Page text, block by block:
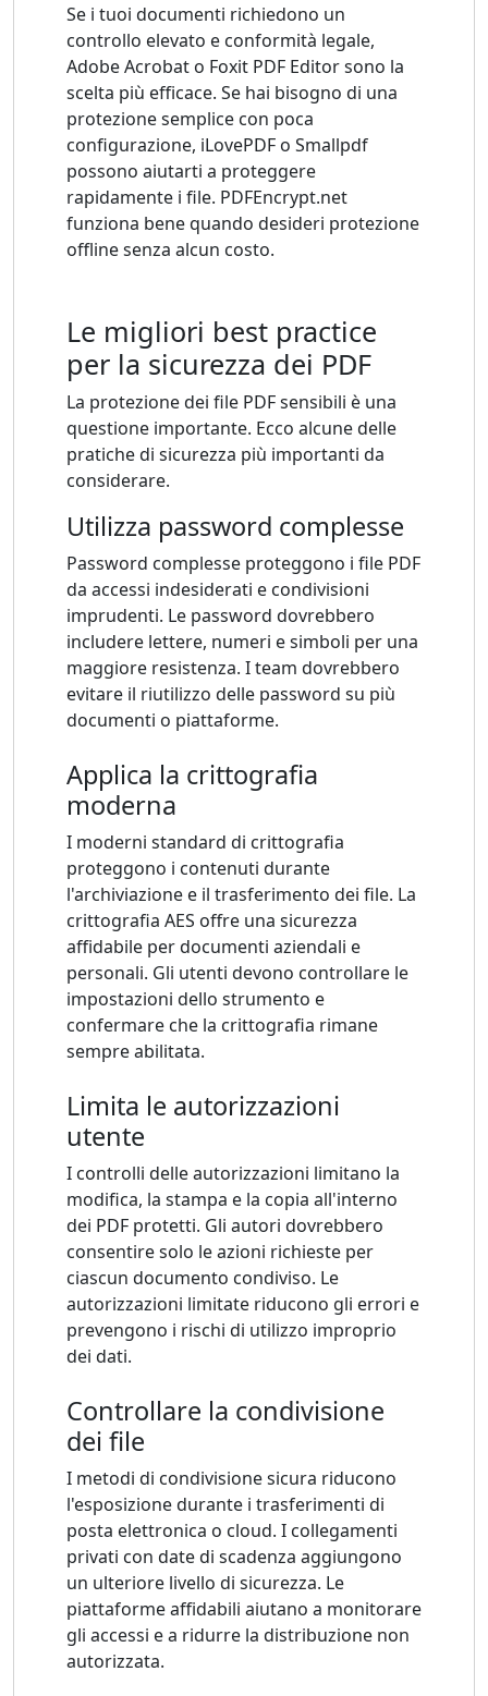
Se i tuoi documenti richiedono un
controllo elevato e conformità legale,
Adobe Acrobat o Foxit PDF Editor sono la
scelta più efficace. Se hai bisogno di una
protezione semplice con poca
configurazione, iLovePDF o Smallpdf
possono aiutarti a proteggere
rapidamente i file. PDFEncrypt.net
funziona bene quando desideri protezione
offline senza alcun costo.
Le migliori best practice
per la sicurezza dei PDF
La protezione dei file PDF sensibili è una
questione importante. Ecco alcune delle
pratiche di sicurezza più importanti da
considerare.
Utilizza password complesse
Password complesse proteggono i file PDF
da accessi indesiderati e condivisioni
imprudenti. Le password dovrebbero
includere lettere, numeri e simboli per una
maggiore resistenza. I team dovrebbero
evitare il riutilizzo delle password su più
documenti o piattaforme.
Applica la crittografia
moderna
I moderni standard di crittografia
proteggono i contenuti durante
l'archiviazione e il trasferimento dei file. La
crittografia AES offre una sicurezza
affidabile per documenti aziendali e
personali. Gli utenti devono controllare le
impostazioni dello strumento e
confermare che la crittografia rimane
sempre abilitata.
Limita le autorizzazioni
utente
I controlli delle autorizzazioni limitano la
modifica, la stampa e la copia all'interno
dei PDF protetti. Gli autori dovrebbero
consentire solo le azioni richieste per
ciascun documento condiviso. Le
autorizzazioni limitate riducono gli errori e
prevengono i rischi di utilizzo improprio
dei dati.
Controllare la condivisione
dei file
I metodi di condivisione sicura riducono
l'esposizione durante i trasferimenti di
posta elettronica o cloud. I collegamenti
privati ​​con date di scadenza aggiungono
un ulteriore livello di sicurezza. Le
piattaforme affidabili aiutano a monitorare
gli accessi e a ridurre la distribuzione non
autorizzata.